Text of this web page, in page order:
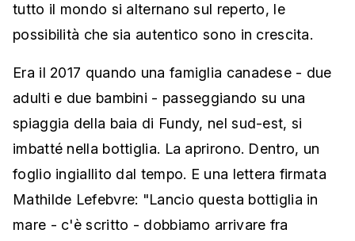
tutto il mondo si alternano sul reperto, le
possibilità che sia autentico sono in crescita.
Era il 2017 quando una famiglia canadese - due
adulti e due bambini - passeggiando su una
spiaggia della baia di Fundy, nel sud-est, si
imbatté nella bottiglia. La aprirono. Dentro, un
foglio ingiallito dal tempo. E una lettera firmata
Mathilde Lefebvre: "Lancio questa bottiglia in
mare - c'è scritto - dobbiamo arrivare fra